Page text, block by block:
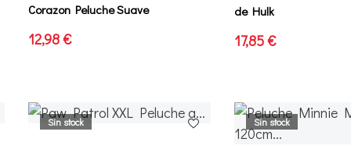
Corazon Peluche Suave
12,98 €
de Hulk
17,85 €
Sin stock Sin stock